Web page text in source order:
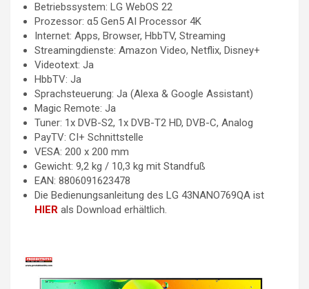
Betriebssystem: LG WebOS 22
Prozessor: α5 Gen5 AI Processor 4K
Internet: Apps, Browser, HbbTV, Streaming
Streamingdienste: Amazon Video, Netflix, Disney+
Videotext: Ja
HbbTV: Ja
Sprachsteuerung: Ja (Alexa & Google Assistant)
Magic Remote: Ja
Tuner: 1x DVB-S2, 1x DVB-T2 HD, DVB-C, Analog
PayTV: CI+ Schnittstelle
VESA: 200 x 200 mm
Gewicht: 9,2 kg / 10,3 kg mit Standfuß
EAN: 8806091623478
Die Bedienungsanleitung des LG 43NANO769QA ist
HIER als Download erhältlich.